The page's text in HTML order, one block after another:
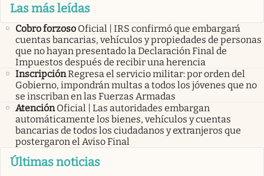
Las más leídas
Cobro forzoso Oficial | IRS confirmó que embargará
cuentas bancarias, vehículos y propiedades de personas
que no hayan presentado la Declaración Final de
Impuestos después de recibir una herencia
InscripciónRegresa el servicio militar: por orden del
Gobierno, impondrán multas a todos los jóvenes que no
se inscriban en las Fuerzas Armadas
Atención Oficial | Las autoridades embargan
automáticamente los bienes, vehículos y cuentas
bancarias de todos los ciudadanos y extranjeros que
postergaron el Aviso Final
Últimas noticias